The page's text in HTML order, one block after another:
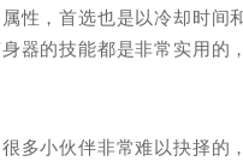
性，首选也是以冷却时间
器的技能都是非常实用的
多小伙伴非常难以抉择的